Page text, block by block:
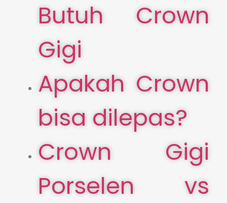
Butuh Crown
Gigi
Apakah Crown
bisa dilepas?
Crown Gigi
Porselen vs